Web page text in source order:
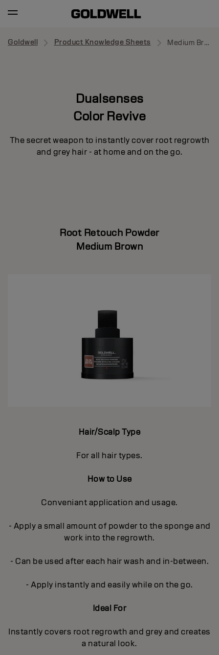
Goldwell Product Knowledge Sheets Medium Brown
Dualsenses
Color Revive
The secret weapon to instantly cover root regrowth
and grey hair - at home and on the go.
Root Retouch Powder
Medium Brown
Hair/Scalp Type
For all hair types.
How to Use
Conveniant application and usage.
- Apply a small amount of powder to the sponge and
work into the regrowth.
- Can be used after each hair wash and in-between.
- Apply instantly and easily while on the go.
Ideal For
Instantly covers root regrowth and grey and creates
a natural look.